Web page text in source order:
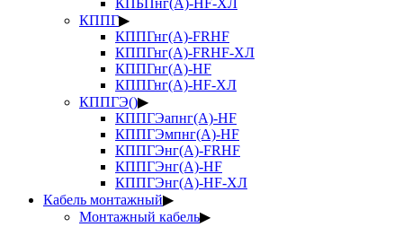
КПБПнг(А)-HF-ХЛ
КППГ▶
КППГнг(А)-FRHF
КППГнг(А)-FRHF-ХЛ
КППГнг(А)-HF
КППГнг(А)-HF-ХЛ
КППГЭ()▶
КППГЭапнг(А)-HF
КППГЭмпнг(А)-HF
КППГЭнг(А)-FRHF
КППГЭнг(А)-HF
КППГЭнг(А)-HF-ХЛ
Кабель монтажный▶
Монтажный кабель▶